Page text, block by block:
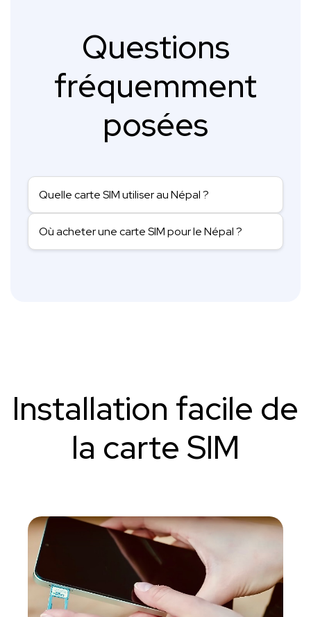
Questions
fréquemment
posées
Quelle carte SIM utiliser au Népal ?
Où acheter une carte SIM pour le Népal ?
Installation facile de
la carte SIM